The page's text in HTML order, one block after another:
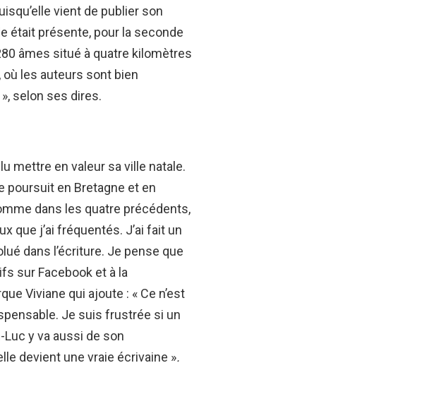
vient de publier son
était présente, pour la seconde
âmes situé à quatre kilomètres
les auteurs sont bien
selon ses dires.
mettre en valeur sa ville natale.
poursuit en Bretagne et en
dans les quatre précédents,
que j’ai fréquentés. J’ai fait un
dans l’écriture. Je pense que
sur Facebook et à la
Viviane qui ajoute : « Ce n’est
Je suis frustrée si un
y va aussi de son
devient une vraie écrivaine ».